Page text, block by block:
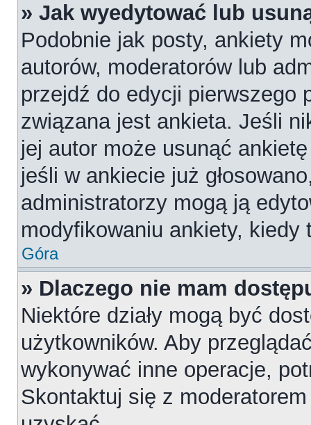
» Jak wyedytować lub
Podobnie jak posty, ankiety
autorów, moderatorów lub
przejdź do edycji pierwszego
związana jest ankieta. Jeśli
jej autor może usunąć
jeśli w ankiecie już
administratorzy mogą ją
modyfikowaniu ankiety, kiedy
Góra
» Dlaczego nie mam
Niektóre działy mogą być
użytkowników. Aby
wykonywać inne operacje,
Skontaktuj się z